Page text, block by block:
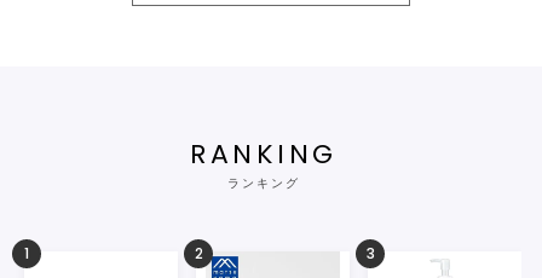
RANKING
ランキング
1 2 3